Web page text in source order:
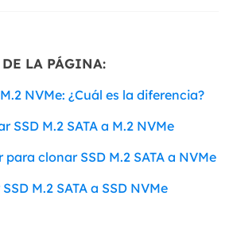
LA PÁGINA:
M.2 NVMe: ¿Cuál es la diferencia?
SSD M.2 SATA a M.2 NVMe
clonar SSD M.2 SATA a NVMe
M.2 SATA a SSD NVMe